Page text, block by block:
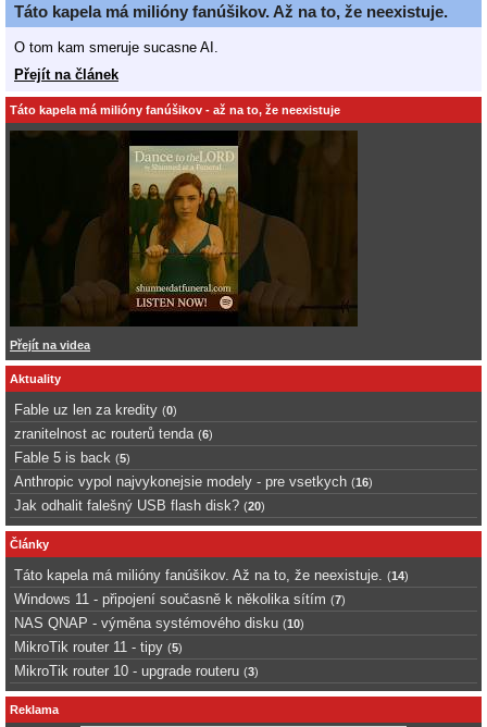
Táto kapela má milióny fanúšikov. Až na to, že neexistuje.
O tom kam smeruje sucasne AI.
Přejít na článek
Táto kapela má milióny fanúšikov - až na to, že neexistuje
Přejít na videa
Aktuality
Fable uz len za kredity (0)
zranitelnost ac routerů tenda (6)
Fable 5 is back (5)
Anthropic vypol najvykonejsie modely - pre vsetkych (16)
Jak odhalit falešný USB flash disk? (20)
Články
Táto kapela má milióny fanúšikov. Až na to, že neexistuje. (14)
Windows 11 - připojení současně k několika sítím (7)
NAS QNAP - výměna systémového disku (10)
MikroTik router 11 - tipy (5)
MikroTik router 10 - upgrade routeru (3)
Reklama